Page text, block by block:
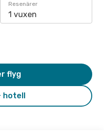
Resenärer
1 vuxen
hotell
flyg